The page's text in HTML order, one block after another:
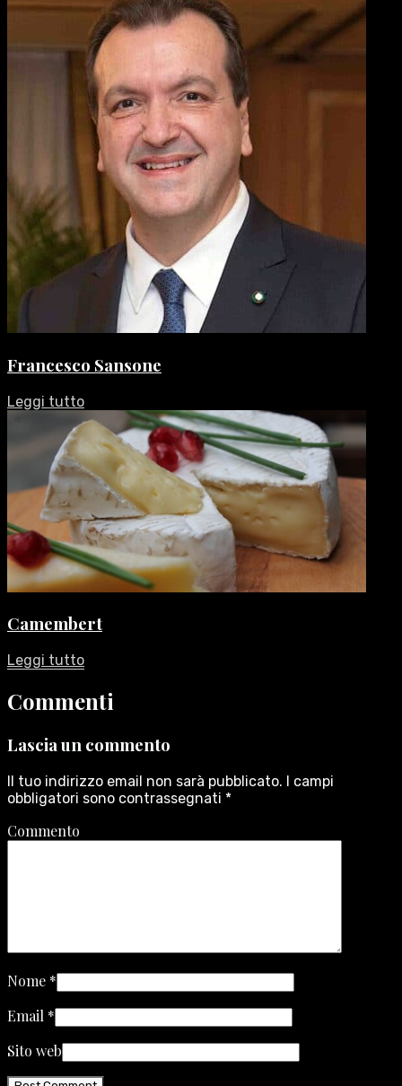
Francesco Sansone
Leggi tutto
Camembert
Leggi tutto
Commenti
Lascia un commento
Il tuo indirizzo email non sarà pubblicato. I campi
obbligatori sono contrassegnati *
Commento
Nome *
Email *
Sito web